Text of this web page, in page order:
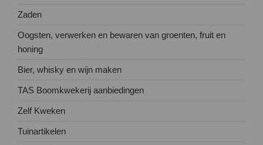
Zaden
Oogsten, verwerken en bewaren van groenten, fruit en
honing
Bier, whisky en wijn maken
TAS Boomkwekerij aanbiedingen
Zelf Kweken
Tuinartikelen